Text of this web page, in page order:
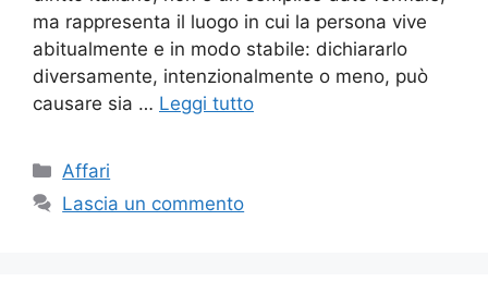
ma rappresenta il luogo in cui la persona vive
abitualmente e in modo stabile: dichiararlo
diversamente, intenzionalmente o meno, può
causare sia … Leggi tutto
Categorie
Affari
Lascia un commento